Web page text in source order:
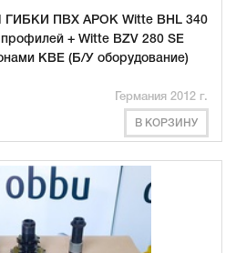
ПВХ АРОК Witte BHL 340
+ Witte BZV 280 SE
KBE (Б/У оборудование)
Германия 2012 г.
В КОРЗИНУ